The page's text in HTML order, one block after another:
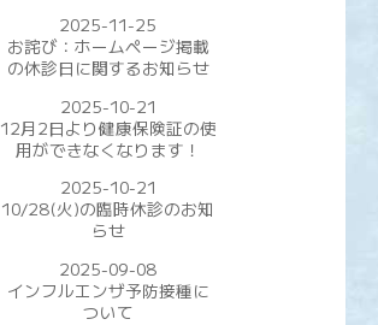
2025-11-25
お詫び：ホームページ掲載
の休診日に関するお知らせ
2025-10-21
12月2日より健康保険証の使
用ができなくなります！
2025-10-21
10/28(火)の臨時休診のお知
らせ
2025-09-08
インフルエンザ予防接種に
ついて